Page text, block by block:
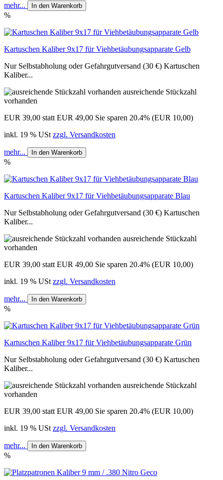
mehr... In den Warenkorb
%
Kartuschen Kaliber 9x17 für Viehbetäubungsapparate Gelb
Nur Selbstabholung oder Gefahrgutversand (30 €) Kartuschen
Kaliber...
ausreichende Stückzahl
vorhanden
EUR 39,00 statt EUR 49,00 Sie sparen 20.4% (EUR 10,00)
inkl. 19 % USt zzgl. Versandkosten
mehr... In den Warenkorb
%
Kartuschen Kaliber 9x17 für Viehbetäubungsapparate Blau
Nur Selbstabholung oder Gefahrgutversand (30 €) Kartuschen
Kaliber...
ausreichende Stückzahl
vorhanden
EUR 39,00 statt EUR 49,00 Sie sparen 20.4% (EUR 10,00)
inkl. 19 % USt zzgl. Versandkosten
mehr... In den Warenkorb
%
Kartuschen Kaliber 9x17 für Viehbetäubungsapparate Grün
Nur Selbstabholung oder Gefahrgutversand (30 €) Kartuschen
Kaliber...
ausreichende Stückzahl
vorhanden
EUR 39,00 statt EUR 49,00 Sie sparen 20.4% (EUR 10,00)
inkl. 19 % USt zzgl. Versandkosten
mehr... In den Warenkorb
%